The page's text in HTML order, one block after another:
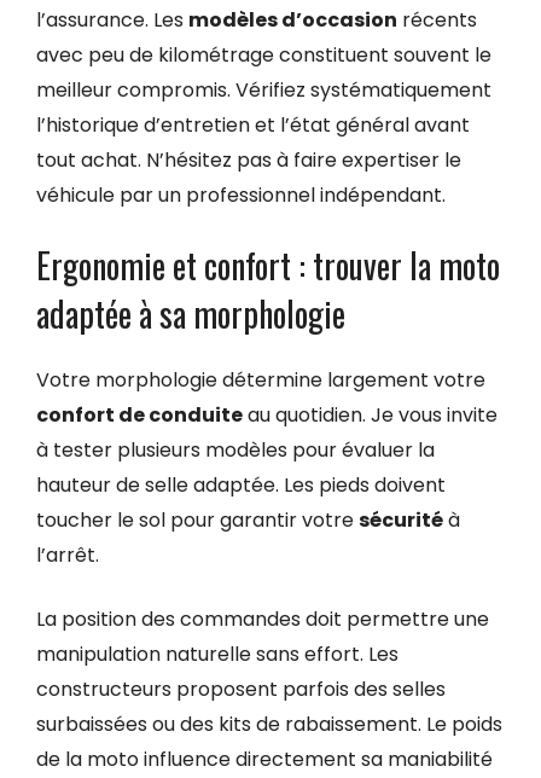
l’assurance. Les modèles d’occasion récents
avec peu de kilométrage constituent souvent le
meilleur compromis. Vérifiez systématiquement
l’historique d’entretien et l’état général avant
tout achat. N’hésitez pas à faire expertiser le
véhicule par un professionnel indépendant.
Ergonomie et confort : trouver la moto
adaptée à sa morphologie
Votre morphologie détermine largement votre
confort de conduiteau quotidien. Je vous invite
à tester plusieurs modèles pour évaluer la
hauteur de selle adaptée. Les pieds doivent
toucher le sol pour garantir votresécuritéà
l’arrêt.
La position des commandes doit permettre une
manipulation naturelle sans effort. Les
constructeurs proposent parfois des selles
surbaissées ou des kits de rabaissement. Le poids
de la moto influence directement sa maniabilité